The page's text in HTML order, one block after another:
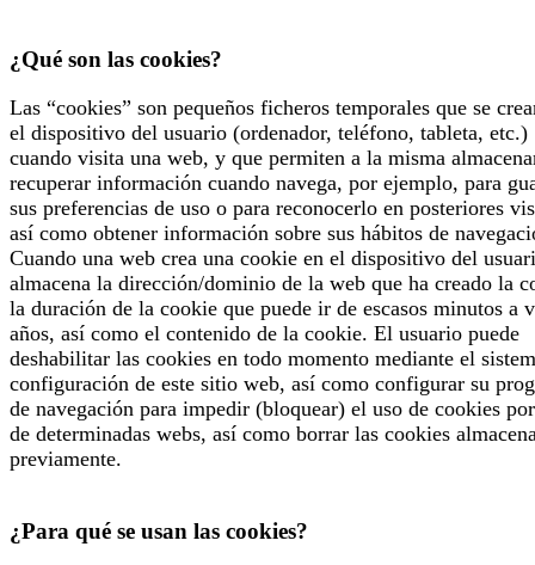
¿Qué son las cookies?
Las “cookies” son pequeños ficheros temporales que se
el dispositivo del usuario (ordenador, teléfono, tableta, etc.)
cuando visita una web, y que permiten a la misma
recuperar información cuando navega, por ejemplo, para
sus preferencias de uso o para reconocerlo en posteriores
así como obtener información sobre sus hábitos de
Cuando una web crea una cookie en el dispositivo del
almacena la dirección/dominio de la web que ha creado la
la duración de la cookie que puede ir de escasos minutos a
años, así como el contenido de la cookie. El usuario puede
deshabilitar las cookies en todo momento mediante el
configuración de este sitio web, así como configurar su
de navegación para impedir (bloquear) el uso de cookies
de determinadas webs, así como borrar las cookies
previamente.
¿Para qué se usan las cookies?